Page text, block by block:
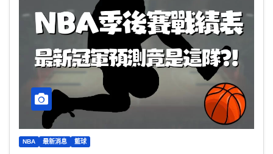
NBA 最新消息 籃球